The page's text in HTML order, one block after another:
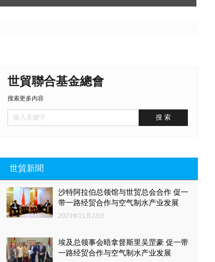
世貿聯合基金總會
搜索更多內容
世貿新聞
沙特阿拉伯总领馆与世贸总会合作 促一
带一路经贸合作与空气制水产业发展
2023年11月23日
埃及总领事会晤拿督斯里吴罡豪 促一带
一路经贸合作与空气制水产业发展